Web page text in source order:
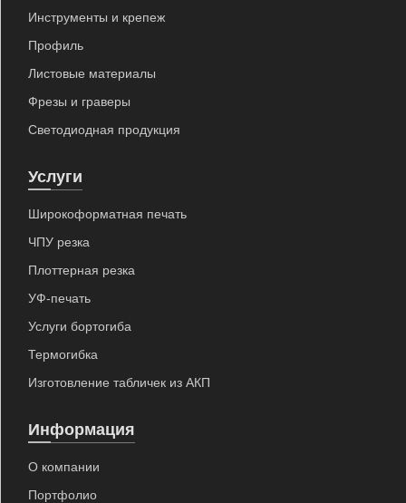
Инструменты и крепеж
Профиль
Листовые материалы
Фрезы и граверы
Светодиодная продукция
Услуги
Широкоформатная печать
ЧПУ резка
Плоттерная резка
УФ-печать
Услуги бортогиба
Термогибка
Изготовление табличек из АКП
Информация
О компании
Портфолио